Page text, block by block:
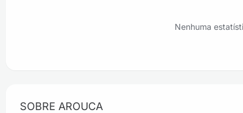
Nenhuma
SOBRE AROUCA